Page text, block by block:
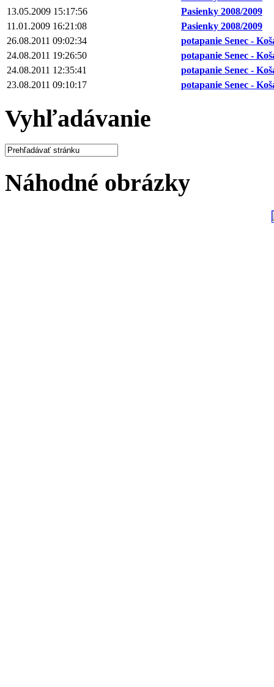
13.05.2009 15:17:56
Pasienky 2008/2009
11.01.2009 16:21:08
Pasienky 2008/2009
26.08.2011 09:02:34
potapanie Senec -
24.08.2011 19:26:50
potapanie Senec -
24.08.2011 12:35:41
potapanie Senec -
23.08.2011 09:10:17
potapanie Senec -
Vyhľadávanie
Náhodné obrázky